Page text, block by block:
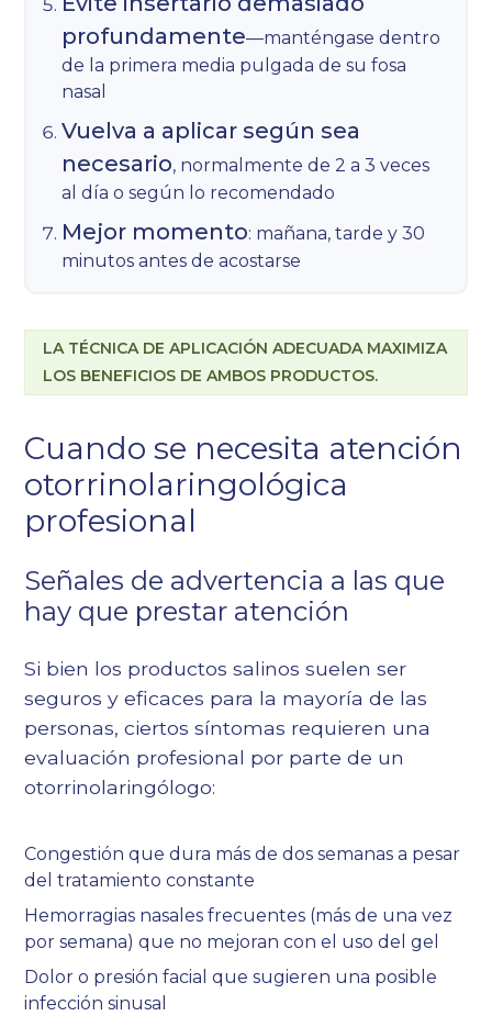
profundamente—manténgase dentro
de la primera media pulgada de su fosa
nasal
Vuelva a aplicar según sea
necesario, normalmente de 2 a 3 veces
al día o según lo recomendado
Mejor momento: mañana, tarde y 30
minutos antes de acostarse
LA TÉCNICA DE APLICACIÓN ADECUADA MAXIMIZA
LOS BENEFICIOS DE AMBOS PRODUCTOS.
Cuando se necesita atención
otorrinolaringológica
profesional
Señales de advertencia a las que
hay que prestar atención
Si bien los productos salinos suelen ser
seguros y eficaces para la mayoría de las
personas, ciertos síntomas requieren una
evaluación profesional por parte de un
otorrinolaringólogo:
Congestión que dura más de dos semanas a pesar
del tratamiento constante
Hemorragias nasales frecuentes (más de una vez
por semana) que no mejoran con el uso del gel
Dolor o presión facial que sugieren una posible
infección sinusal